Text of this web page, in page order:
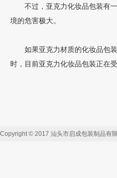
不过，亚克力化妆品包装有
境的危害极大。
如果亚克力材质的化妆品包
时，目前亚克力化妆品包装正在
Copyright © 2017 汕头市启成包装制品有